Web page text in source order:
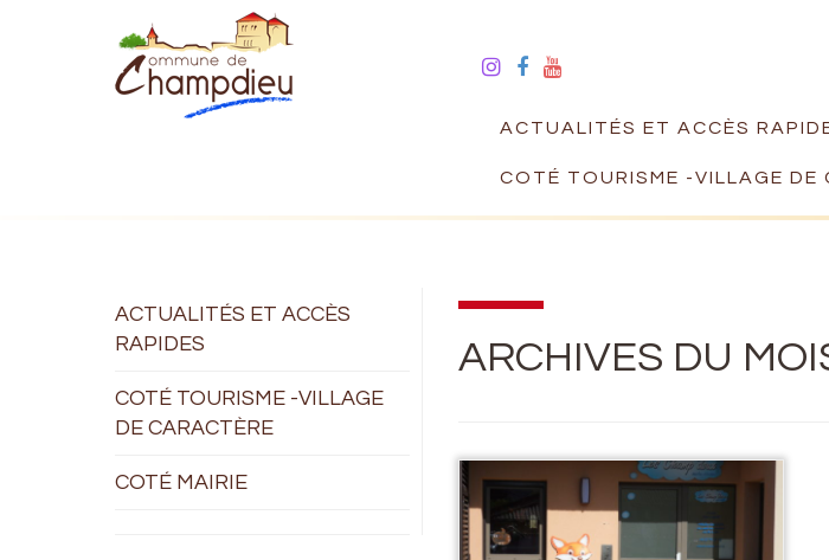
ACTUALITÉS ET ACCÈS
COTÉ TOURISME -VILLAGE DE
ACTUALITÉS ET ACCÈS
RAPIDES
COTÉ TOURISME -VILLAGE
DE CARACTÈRE
COTÉ MAIRIE
ARCHIVES DU